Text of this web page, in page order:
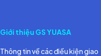
Giới thiệu GS YUASA
Thông tin về các điều kiện giao